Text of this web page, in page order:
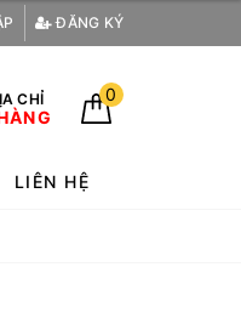
ĐĂNG KÝ
CHỈ 0
LIÊN HỆ